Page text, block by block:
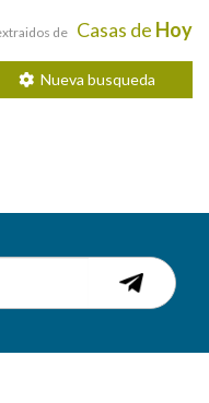
de Casas de Hoy
Nueva busqueda